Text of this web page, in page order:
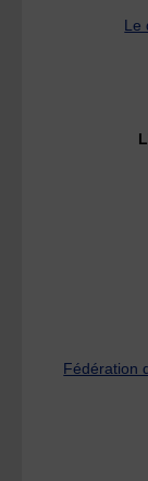
Le
Fédération